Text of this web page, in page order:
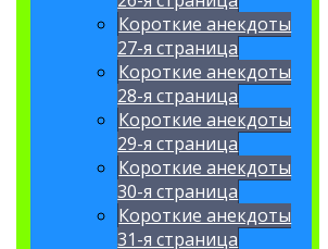
Короткие анекдоты
27-я страница
Короткие анекдоты
28-я страница
Короткие анекдоты
29-я страница
Короткие анекдоты
30-я страница
Короткие анекдоты
31-я страница